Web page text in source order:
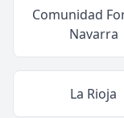
Comunidad
Navarra
La Rioja